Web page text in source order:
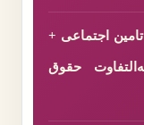
اجتماعی +
حقوق